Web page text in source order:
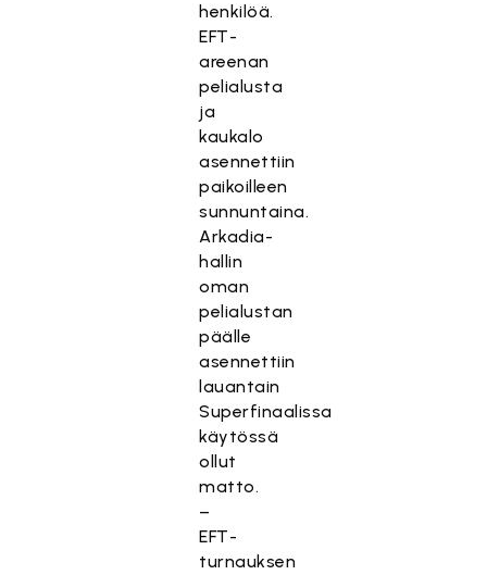
henkilöä.
EFT-
areenan
pelialusta
ja
kaukalo
asennettiin
paikoilleen
sunnuntaina.
Arkadia-
hallin
oman
pelialustan
päälle
asennettiin
lauantain
Superfinaalissa
käytössä
ollut
matto.
–
EFT-
turnauksen